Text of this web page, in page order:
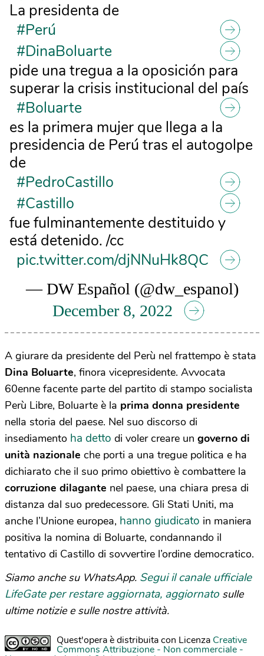
La presidenta de
#Perú
#DinaBoluarte
pide una tregua a la oposición para
superar la crisis institucional del país
#Boluarte
es la primera mujer que llega a la
presidencia de Perú tras el autogolpe
de
#PedroCastillo
#Castillo
fue fulminantemente destituido y
está detenido. /cc
pic.twitter.com/djNNuHk8QC
— DW Español (@dw_espanol)
December 8, 2022
A giurare da presidente del Perù nel frattempo è stata
Dina Boluarte, finora vicepresidente. Avvocata
60enne facente parte del partito di stampo socialista
Perù Libre, Boluarte è la prima donna presidente
nella storia del paese. Nel suo discorso di
insediamento ha detto di voler creare un governo di
unità nazionale che porti a una tregue politica e ha
dichiarato che il suo primo obiettivo è combattere la
corruzione dilagante nel paese, una chiara presa di
distanza dal suo predecessore. Gli Stati Uniti, ma
anche l’Unione europea, hanno giudicato in maniera
positiva la nomina di Boluarte, condannando il
tentativo di Castillo di sovvertire l’ordine democratico.
Siamo anche su WhatsApp. Segui il canale ufficiale
LifeGate per restare aggiornata, aggiornato sulle
ultime notizie e sulle nostre attività.
Quest'opera è distribuita con Licenza Creative
Commons Attribuzione - Non commerciale -